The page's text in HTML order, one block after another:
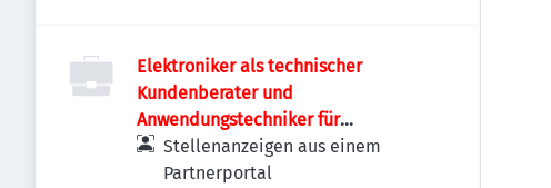
Elektroniker als technischer
Kundenberater und
Anwendungstechniker für
Sicherheitssysteme (m/w/d)
Stellenanzeigen aus einem
Partnerportal